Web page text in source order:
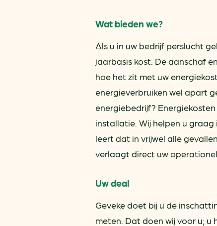
Wat bieden we?
Als u in uw bedrijf perslucht
jaarbasis kost. De aanschaf
hoe het zit met uw
energieverbruiken wel apart
energiebedrijf?
installatie. Wij helpen u
leert dat in vrijwel alle
verlaagt direct uw
Uw deal
Geveke doet bij u de
meten. Dat doen wij voor u; u